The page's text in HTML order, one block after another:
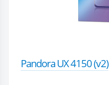
Pandora UX 4150 (v2)